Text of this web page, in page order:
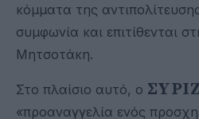
κόμματα της
συμφωνία και επιτίθενται
Μητσοτάκη.
Στο πλαίσιο αυτό, ο
«προαναγγελία ενός